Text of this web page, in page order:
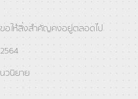
ขอให้สิ่งสำคัญคงอยู่ตลอดไป
2564
นวนิยาย